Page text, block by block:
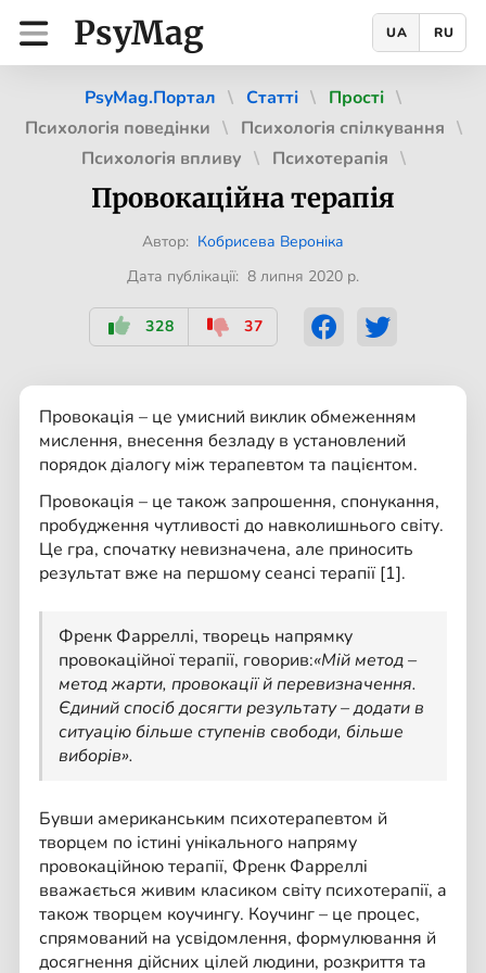
PsyMag UA RU
PsyMag.Портал Статті
Прості
Психологія поведінки
Психологія спілкування
Психологія впливу
Психотерапія
Провокацiйна терапiя
Автор: Кобрисева Вероніка
Дата публікації: 8 липня 2020 р.
328 37
Провокація – це умисний виклик обмеженням
мислення, внесення безладу в установлений
порядок діалогу між терапевтом та пацієнтом.
Провокація – це також запрошення, спонукання,
пробудження чутливості до навколишнього світу.
Це гра, спочатку невизначена, але приносить
результат вже на першому сеансі терапії [1].
Френк Фарреллі, творець напрямку
провокаційної терапії, говорив:«Мій метод –
метод жарти, провокації й перевизначення.
Єдиний спосіб досягти результату – додати в
ситуацію більше ступенів свободи, більше
виборів».
Бувши американським психотерапевтом й
творцем по істині унікального напряму
провокаційною терапії, Френк Фарреллi
вважається живим класиком світу психотерапії, а
також творцем коучингу. Коучинг – це процес,
спрямований на усвідомлення, формулювання й
досягнення дійсних цілей людини, розкриття та